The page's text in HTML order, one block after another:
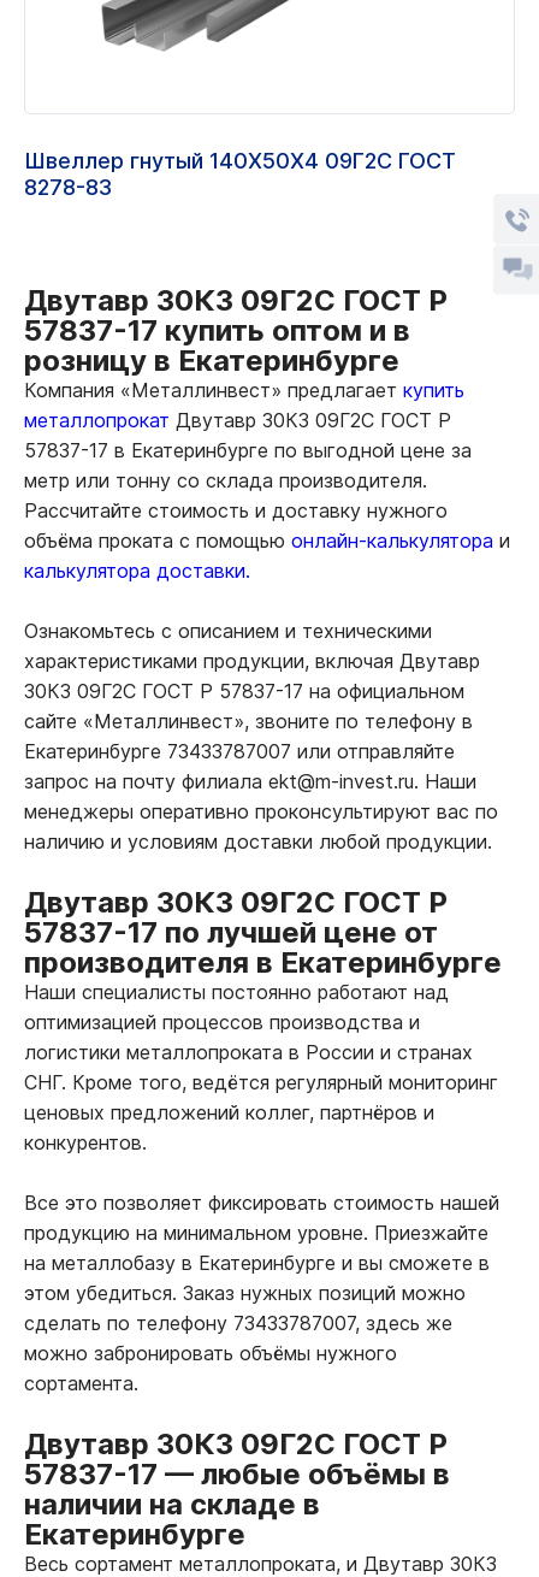
Швеллер гнутый 140Х50Х4 09Г2С ГОСТ
8278-83
Двутавр 30К3 09Г2С ГОСТ Р
57837-17 купить оптом и в
розницу в Екатеринбурге
Компания «Металлинвест» предлагает купить
металлопрокат Двутавр 30К3 09Г2С ГОСТ Р
57837-17 в Екатеринбурге по выгодной цене за
метр или тонну со склада производителя.
Рассчитайте стоимость и доставку нужного
объёма проката с помощью онлайн-калькулятора и
калькулятора доставки.
Ознакомьтесь с описанием и техническими
характеристиками продукции, включая Двутавр
30К3 09Г2С ГОСТ Р 57837-17 на официальном
сайте «Металлинвест», звоните по телефону в
Екатеринбурге 73433787007 или отправляйте
запрос на почту филиала ekt@m-invest.ru. Наши
менеджеры оперативно проконсультируют вас по
наличию и условиям доставки любой продукции.
Двутавр 30К3 09Г2С ГОСТ Р
57837-17 по лучшей цене от
производителя в Екатеринбурге
Наши специалисты постоянно работают над
оптимизацией процессов производства и
логистики металлопроката в России и странах
СНГ. Кроме того, ведётся регулярный мониторинг
ценовых предложений коллег, партнёров и
конкурентов.
Все это позволяет фиксировать стоимость нашей
продукцию на минимальном уровне. Приезжайте
на металлобазу в Екатеринбурге и вы сможете в
этом убедиться. Заказ нужных позиций можно
сделать по телефону 73433787007, здесь же
можно забронировать объёмы нужного
сортамента.
Двутавр 30К3 09Г2С ГОСТ Р
57837-17 — любые объёмы в
наличии на складе в
Екатеринбурге
Весь сортамент металлопроката, и Двутавр 30К3